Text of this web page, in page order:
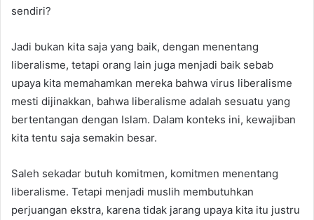
sendiri?
Jadi bukan kita saja yang baik, dengan menentang
liberalisme, tetapi orang lain juga menjadi baik sebab
upaya kita memahamkan mereka bahwa virus liberalisme
mesti dijinakkan, bahwa liberalisme adalah sesuatu yang
bertentangan dengan Islam. Dalam konteks ini, kewajiban
kita tentu saja semakin besar.
Saleh sekadar butuh komitmen, komitmen menentang
liberalisme. Tetapi menjadi muslih membutuhkan
perjuangan ekstra, karena tidak jarang upaya kita itu justru